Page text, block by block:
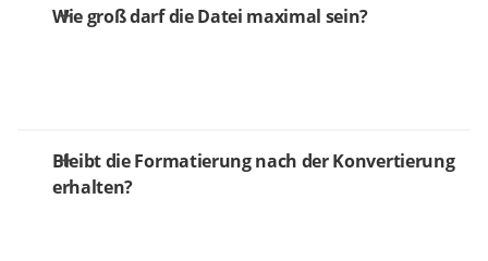
Wie groß darf die Datei maximal sein?
Bleibt die Formatierung nach der Konvertierung
erhalten?